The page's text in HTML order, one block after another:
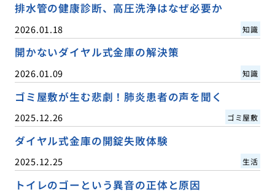
排水管の健康診断、高圧洗浄はなぜ必要か
2026.01.18 知識
開かないダイヤル式金庫の解決策
2026.01.09 知識
ゴミ屋敷が生む悲劇！肺炎患者の声を聞く
2025.12.26 ゴミ屋敷
ダイヤル式金庫の開錠失敗体験
2025.12.25 生活
トイレのゴーという異音の正体と原因